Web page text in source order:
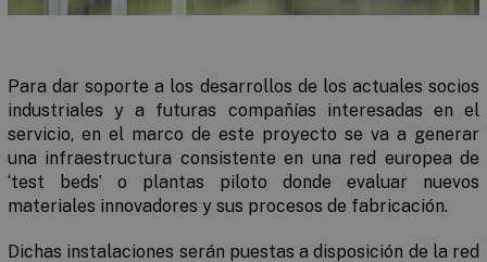
Para dar soporte a los desarrollos de los actuales socios
industriales y a futuras compañías interesadas en el
servicio, en el marco de este proyecto se va a generar
una infraestructura consistente en una red europea de
‘test beds’ o plantas piloto donde evaluar nuevos
materiales innovadores y sus procesos de fabricación.
Dichas instalaciones serán puestas a disposición de la red